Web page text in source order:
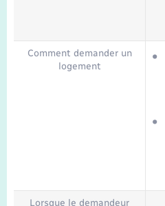
Comment demander un
logement
Lorsque le demandeur